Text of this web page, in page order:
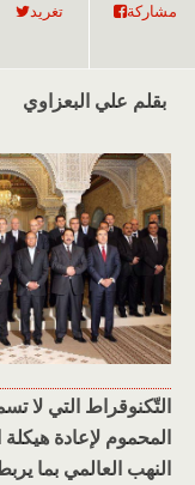
مشاركة تغريد
بقلم علي البعزاوي
التّكنوقراط التي لا
المحموم لإعادة
النهب العالمي بما